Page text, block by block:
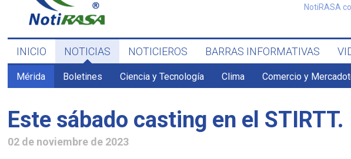
NotiRASA
INICIO NOTICIAS NOTICIEROS BARRAS INFORMATIVAS
Mérida Boletines Ciencia y Tecnología Clima Comercio y
Este sábado casting en el STIRTT.
02 de noviembre de 2023